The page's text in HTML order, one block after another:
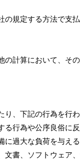
の規定する方法で支
計算において、そ
、下記の行為を行わ
行為や公序良俗に
過大な負荷を与える
文書、ソフトウェア